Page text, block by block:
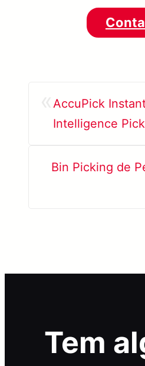
AccuPick
Intelligence
Bin Picking de
Tem